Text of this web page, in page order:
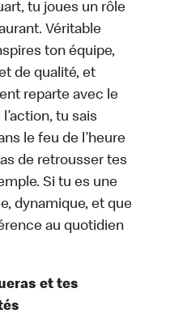
tu joues un rôle
Véritable
ton équipe,
de qualité, et
reparte avec le
tu sais
le feu de l’heure
de retrousser tes
Si tu es une
dynamique, et que
au quotidien
et tes